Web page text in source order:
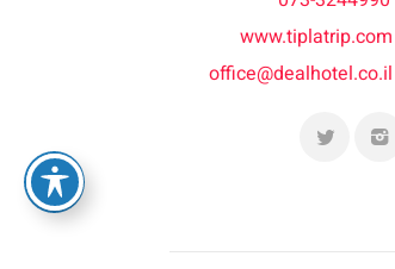
www.tiplatrip.com
office@dealhotel.co.il